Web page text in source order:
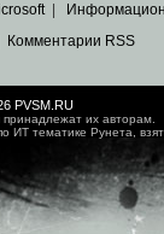
|
Комментарии RSS
PVSM.RU
их авторам.
ИТ тематике Рунета,